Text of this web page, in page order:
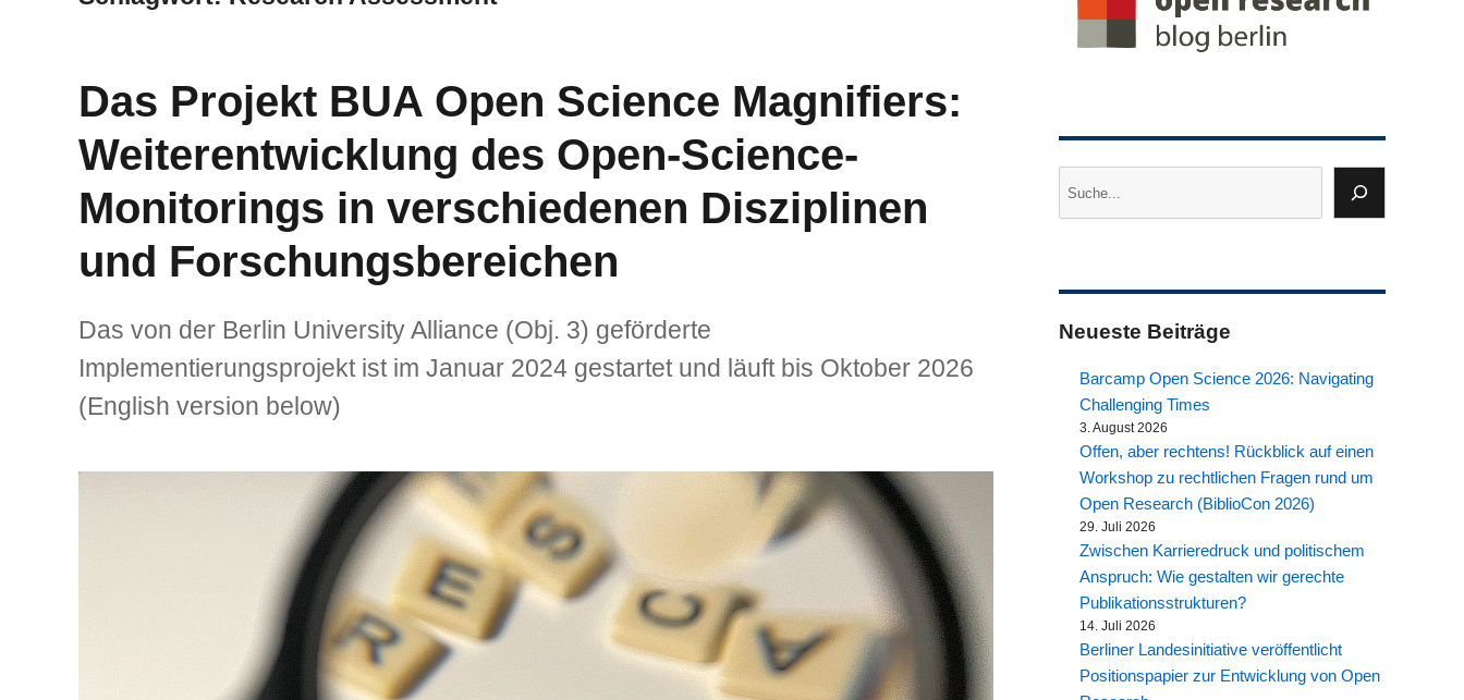
Das Projekt BUA Open Science Magnifiers:
Weiterentwicklung des Open-Science-
Monitorings in verschiedenen Disziplinen
und Forschungsbereichen
Das von der Berlin University Alliance (Obj. 3) geförderte
Implementierungsprojekt ist im Januar 2024 gestartet und läuft bis Oktober 2026
(English version below)
Neueste Beiträge
Barcamp Open Science 2026: Navigating
Challenging Times
3. August 2026
Offen, aber rechtens! Rückblick auf einen
Workshop zu rechtlichen Fragen rund um
Open Research (BiblioCon 2026)
29. Juli 2026
Zwischen Karrieredruck und politischem
Anspruch: Wie gestalten wir gerechte
Publikationsstrukturen?
14. Juli 2026
Berliner Landesinitiative veröffentlicht
Positionspapier zur Entwicklung von Open